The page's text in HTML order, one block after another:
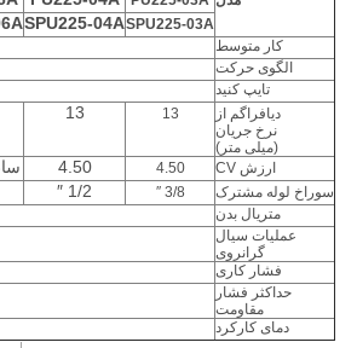
SPU225-03A
SPU225-04A
کار متوسط
الگوی حرکت
تایپ کنید
دیافراگم از
نرخ جریان
(میلی متر)
13
13
ارزش CV 4.50
4.50
سوراخ لوله مشترک 3/8 ″
1/2 ″
متریال بدن
عملیات سیال
گرانروی
فشار کاری
حداکثر فشار
مقاومت
دمای کارکرد